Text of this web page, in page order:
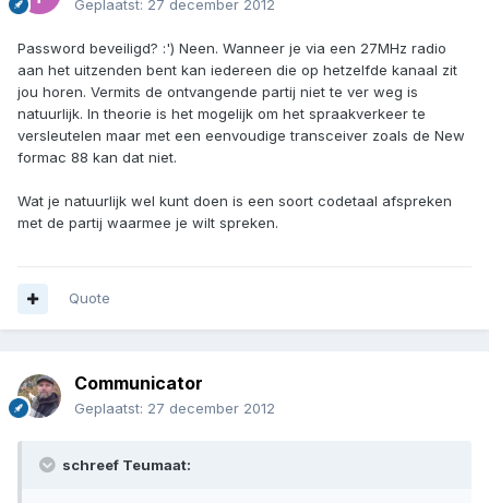
Geplaatst: 27 december 2012
Password beveiligd? :') Neen. Wanneer je via een 27MHz radio
aan het uitzenden bent kan iedereen die op hetzelfde kanaal zit
jou horen. Vermits de ontvangende partij niet te ver weg is
natuurlijk. In theorie is het mogelijk om het spraakverkeer te
versleutelen maar met een eenvoudige transceiver zoals de New
formac 88 kan dat niet.
Wat je natuurlijk wel kunt doen is een soort codetaal afspreken
met de partij waarmee je wilt spreken.
Quote
Communicator
Geplaatst: 27 december 2012
schreef Teumaat: